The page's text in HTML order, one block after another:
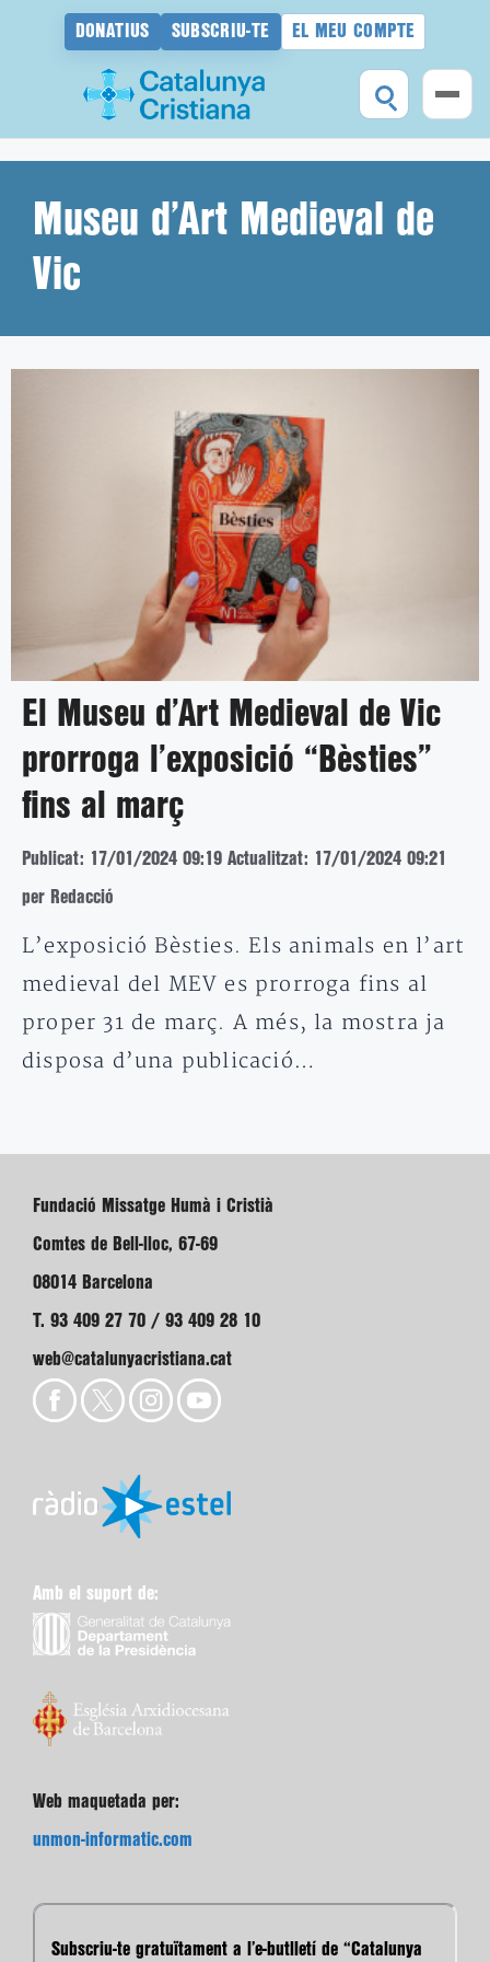
DONATIUS SUBSCRIU-TE EL MEU COMPTE
contingutMuseu d’Art Medieval de
Vic
El Museu d’Art Medieval de Vic
prorroga l’exposició “Bèsties”
fins al març
Publicat: 17/01/2024 09:19 Actualitzat: 17/01/2024 09:21
per Redacció
L’exposició Bèsties. Els animals en l’art
medieval del MEV es prorroga fins al
proper 31 de març. A més, la mostra ja
disposa d’una publicació…
Fundació Missatge Humà i Cristià
Comtes de Bell-lloc, 67-69
08014 Barcelona
T. 93 409 27 70 / 93 409 28 10
web@catalunyacristiana.cat
Amb el suport de:
Web maquetada per:
unmon-informatic.com
Subscriu-te gratuïtament a l’e-butlletí de “Catalunya